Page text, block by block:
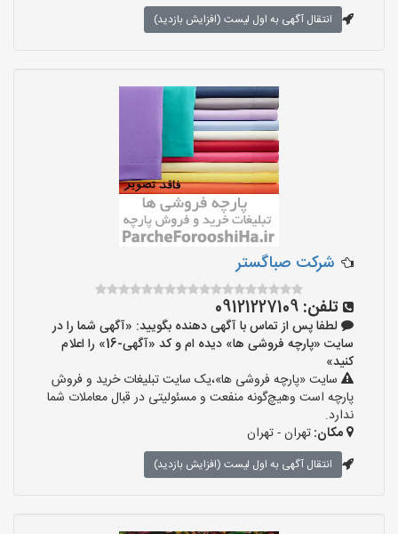
انتقال آگهی به اول لیست (افزایش بازدید)
شرکت صباگستر
تلفن: 09121227109
لطفا پس از تماس با آگهی دهنده بگویید: «آگهی شما را در
سایت «پارچه فروشی ها» دیده ام و کد «آگهی-16» را اعلام
کنید»
سایت «پارچه فروشی ها»،یک سایت تبلیغات خرید و فروش
پارچه است وهیچ‌گونه منفعت و مسئولیتی در قبال معاملات شما
ندارد.
مکان:تهران - تهران
انتقال آگهی به اول لیست (افزایش بازدید)